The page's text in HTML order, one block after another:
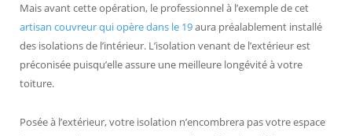
Mais avant cette opération, le professionnel à l’exemple de cet
artisan couvreur qui opère dans le 19aura préalablement installé
des isolations de l’intérieur. L’isolation venant de l’extérieur est
préconisée puisqu’elle assure une meilleure longévité à votre
toiture.
Posée à l’extérieur, votre isolation n’encombrera pas votre espace